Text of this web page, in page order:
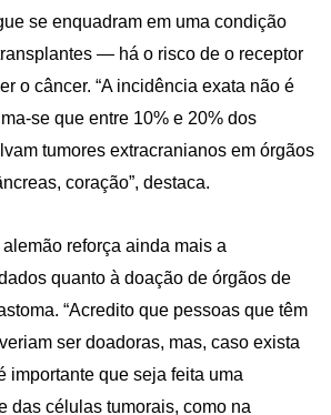
se enquadram em uma condição
— há o risco de o receptor
o câncer. “A incidência exata não é
se que entre 10% e 20% dos
tumores extracranianos em órgãos
coração”, destaca.
reforça ainda mais a
quanto à doação de órgãos de
“Acredito que pessoas que têm
ser doadoras, mas, caso exista
importante que seja feita uma
das células tumorais, como na